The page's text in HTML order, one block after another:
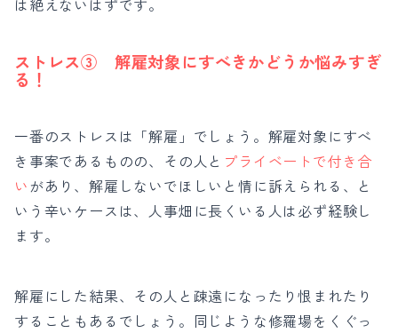
ストレス③ 解雇対象にすべきかどうか悩みすぎ
る！
一番のストレスは「解雇」でしょう。解雇対象にすべ
き事案であるものの、その人と プライベートで付き合
い があり、解雇しないでほしいと情に訴えられる、と
いう辛いケースは、人事畑に長くいる人は必ず経験し
ます。
解雇にした結果、その人と疎遠になったり恨まれたり
することもあるでしょう。同じような修羅場をくぐっ